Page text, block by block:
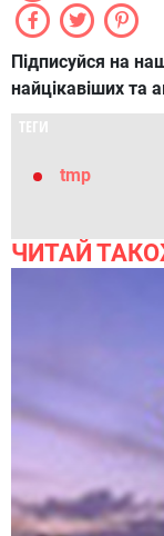
Підписуйся на
найцікавіших та
ТЕГИ
tmp
ЧИТАЙ